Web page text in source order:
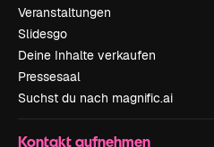
Veranstaltungen
Slidesgo
Deine Inhalte verkaufen
Pressesaal
Suchst du nach magnific.ai
Kontakt aufnehmen